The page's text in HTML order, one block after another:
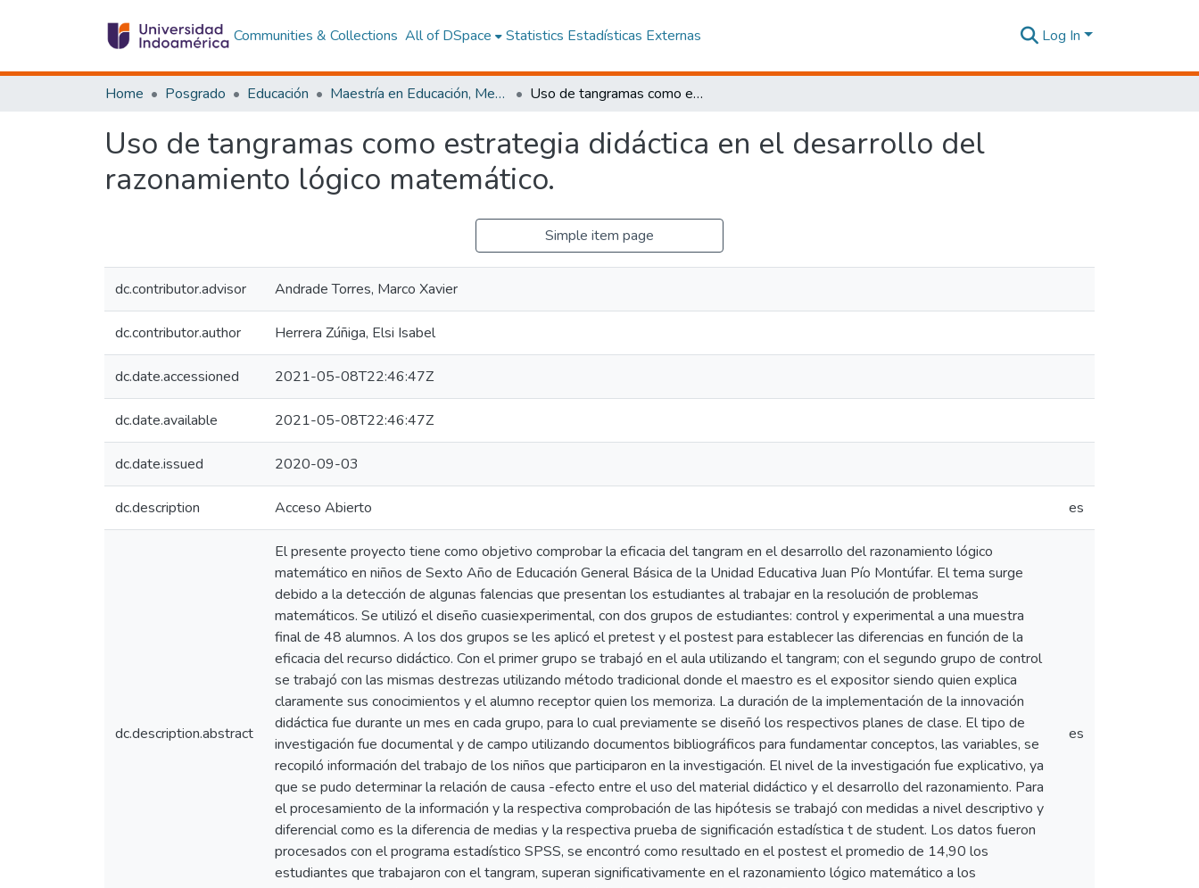
Communities & Collections All of DSpace Statistics Estadísticas Externas Log In
Home Posgrado Educación Maestría en Educación, Mención Innovación y Liderazgo Educativo Uso de tangramas como estrategia didáctica en el desarrollo del razonamiento lógico matemático.
Uso de tangramas como estrategia didáctica en el desarrollo del
razonamiento lógico matemático.
Simple item page
dc.contributor.advisor Andrade Torres, Marco Xavier
dc.contributor.author Herrera Zúñiga, Elsi Isabel
dc.date.accessioned 2021-05-08T22:46:47Z
dc.date.available 2021-05-08T22:46:47Z
dc.date.issued 2020-09-03
dc.description Acceso Abierto es
dc.description.abstract
El presente proyecto tiene como objetivo comprobar la eficacia del tangram en el desarrollo del razonamiento lógico
matemático en niños de Sexto Año de Educación General Básica de la Unidad Educativa Juan Pío Montúfar. El tema surge
debido a la detección de algunas falencias que presentan los estudiantes al trabajar en la resolución de problemas
matemáticos. Se utilizó el diseño cuasiexperimental, con dos grupos de estudiantes: control y experimental a una muestra
final de 48 alumnos. A los dos grupos se les aplicó el pretest y el postest para establecer las diferencias en función de la
eficacia del recurso didáctico. Con el primer grupo se trabajó en el aula utilizando el tangram; con el segundo grupo de control
se trabajó con las mismas destrezas utilizando método tradicional donde el maestro es el expositor siendo quien explica
claramente sus conocimientos y el alumno receptor quien los memoriza. La duración de la implementación de la innovación
didáctica fue durante un mes en cada grupo, para lo cual previamente se diseñó los respectivos planes de clase. El tipo de
investigación fue documental y de campo utilizando documentos bibliográficos para fundamentar conceptos, las variables, se
recopiló información del trabajo de los niños que participaron en la investigación. El nivel de la investigación fue explicativo, ya
que se pudo determinar la relación de causa -efecto entre el uso del material didáctico y el desarrollo del razonamiento. Para
el procesamiento de la información y la respectiva comprobación de las hipótesis se trabajó con medidas a nivel descriptivo y
diferencial como es la diferencia de medias y la respectiva prueba de significación estadística t de student. Los datos fueron
procesados con el programa estadístico SPSS, se encontró como resultado en el postest el promedio de 14,90 los
estudiantes que trabajaron con el tangram, superan significativamente en el razonamiento lógico matemático a los
es